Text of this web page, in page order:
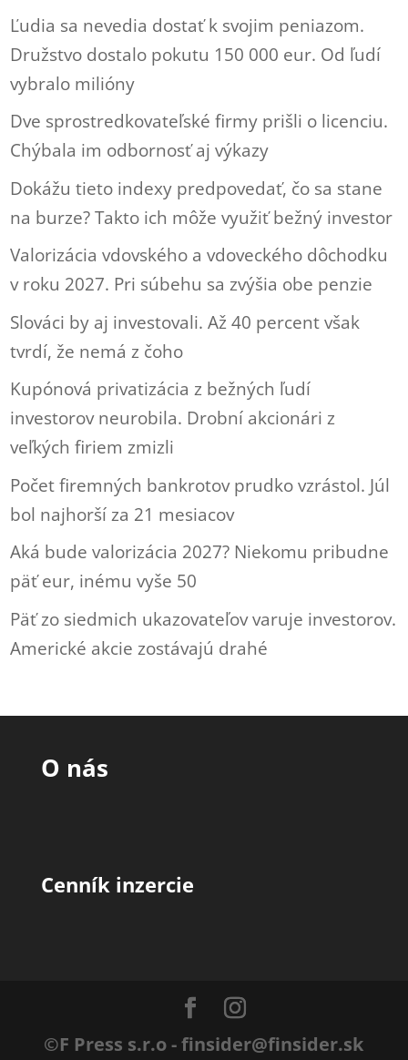
Ľudia sa nevedia dostať k svojim peniazom.
Družstvo dostalo pokutu 150 000 eur. Od ľudí
vybralo milióny
Dve sprostredkovateľské firmy prišli o licenciu.
Chýbala im odbornosť aj výkazy
Dokážu tieto indexy predpovedať, čo sa stane
na burze? Takto ich môže využiť bežný investor
Valorizácia vdovského a vdoveckého dôchodku
v roku 2027. Pri súbehu sa zvýšia obe penzie
Slováci by aj investovali. Až 40 percent však
tvrdí, že nemá z čoho
Kupónová privatizácia z bežných ľudí
investorov neurobila. Drobní akcionári z
veľkých firiem zmizli
Počet firemných bankrotov prudko vzrástol. Júl
bol najhorší za 21 mesiacov
Aká bude valorizácia 2027? Niekomu pribudne
päť eur, inému vyše 50
Päť zo siedmich ukazovateľov varuje investorov.
Americké akcie zostávajú drahé
O nás
Cenník inzercie
©F Press s.r.o - finsider@finsider.sk